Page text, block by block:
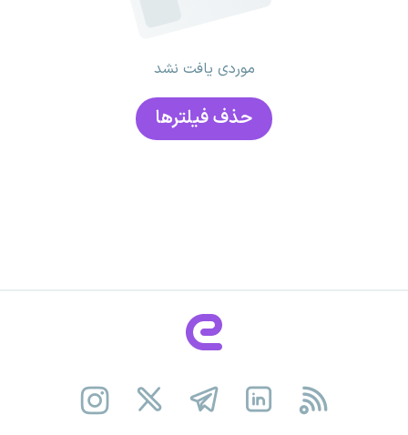
موردی یافت نشد
حذف فیلتر‌ها